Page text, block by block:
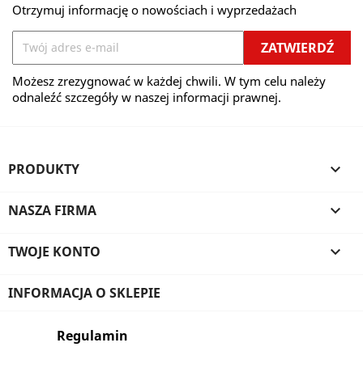
Otrzymuj informację o nowościach i wyprzedażach
Możesz zrezygnować w każdej chwili. W tym celu należy
odnaleźć szczegóły w naszej informacji prawnej.
PRODUKTY 
NASZA FIRMA 
TWOJE KONTO 
INFORMACJA O SKLEPIE
Regulamin